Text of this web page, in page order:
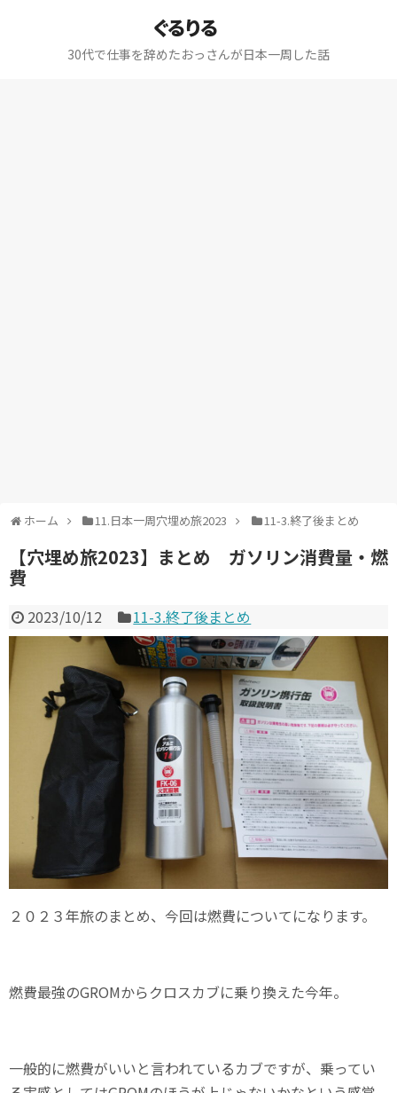
ぐるりる
30代で仕事を辞めたおっさんが日本一周した話
ホーム 11.日本一周穴埋め旅2023 11-3.終了後まとめ
【穴埋め旅2023】まとめ ガソリン消費量・燃
費
2023/10/12 11-3.終了後まとめ
２０２３年旅のまとめ、今回は燃費についてになります。
燃費最強のGROMからクロスカブに乗り換えた今年。
一般的に燃費がいいと言われているカブですが、乗ってい